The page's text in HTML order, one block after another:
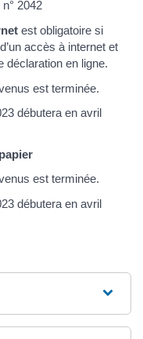
2042
est obligatoire si
accès à internet et
déclaration en ligne.
est terminée.
débutera en avril
est terminée.
débutera en avril